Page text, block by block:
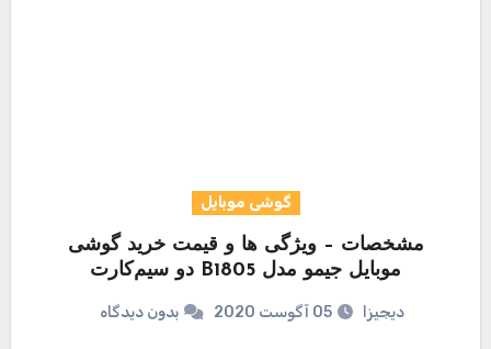
گوشی موبایل
مشخصات – ویژگی ها و قیمت خرید گوشی
موبایل جیمو مدل B1805 دو سیم‌کارت
دیجیزا 05 آگوست 2020 بدون دیدگاه